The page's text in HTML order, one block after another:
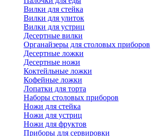
Вилки для стейка
Вилки для улиток
Вилки для устриц
Десертные вилки
Органайзеры для столовых приборов
Десертные ложки
Десертные ножи
Коктейльные ложки
Кофейные ложки
Лопатки для торта
Наборы столовых приборов
Ножи для стейка
Ножи для устриц
Ножи для фруктов
Приборы для сервировки